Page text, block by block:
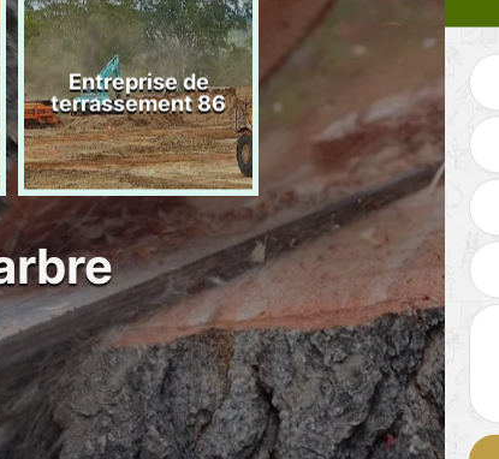
Entreprise de
terrassement 86
Bûcheron 86